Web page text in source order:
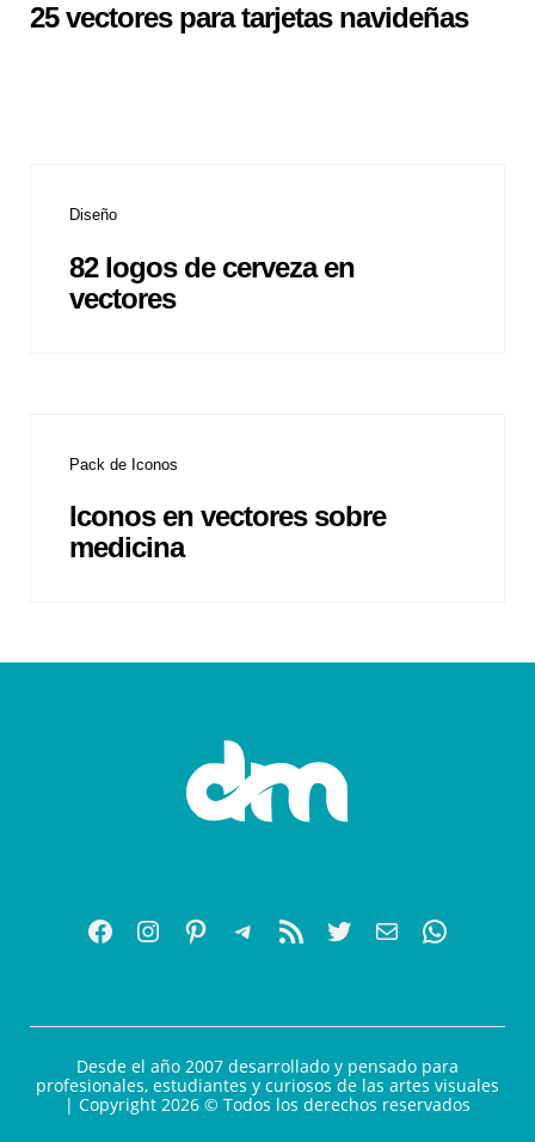
25 vectores para tarjetas navideñas
Diseño
82 logos de cerveza en
vectores
Pack de Iconos
Iconos en vectores sobre
medicina
Desde el año 2007 desarrollado y pensado para
profesionales, estudiantes y curiosos de las artes visuales
| Copyright 2026 © Todos los derechos reservados